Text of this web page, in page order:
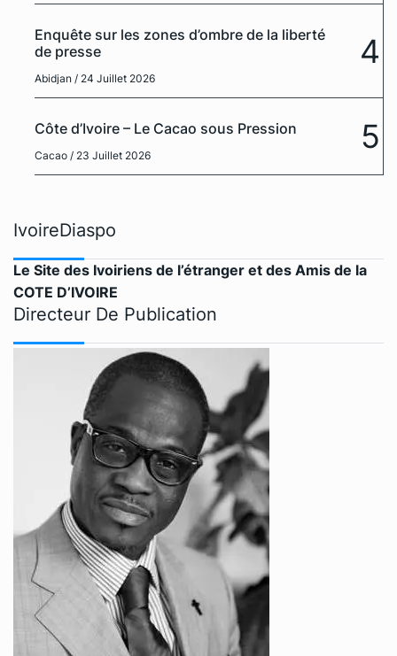
Enquête sur les zones d’ombre de la liberté
de presse
Abidjan / 24 Juillet 2026
4
Côte d’Ivoire – Le Cacao sous Pression
Cacao / 23 Juillet 2026 5
IvoireDiaspo
Le Site des Ivoiriens de l’étranger et des Amis de la
COTE D’IVOIRE
Directeur De Publication